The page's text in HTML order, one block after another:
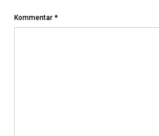
Kommentar *